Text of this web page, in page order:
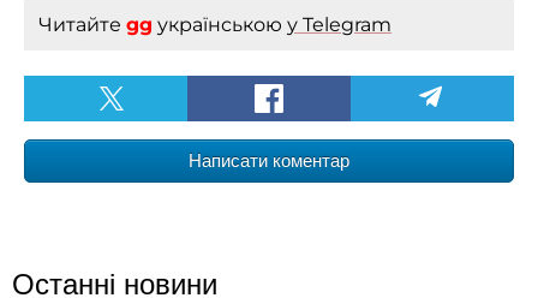
Читайте gg українською у Telegram
Написати коментар
Останні новини